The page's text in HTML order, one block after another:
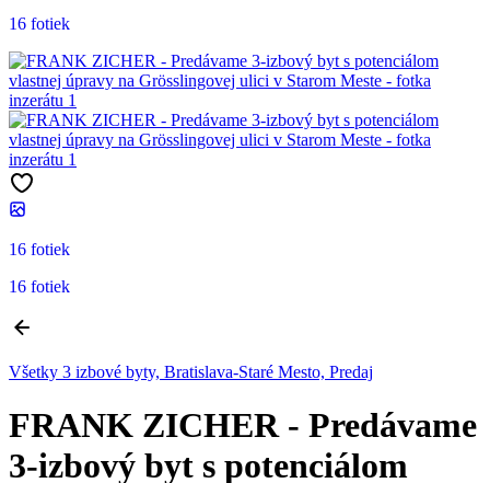
16 fotiek
16 fotiek
16 fotiek
Všetky 3 izbové byty, Bratislava-Staré Mesto, Predaj
FRANK ZICHER - Predávame
3-izbový byt s potenciálom